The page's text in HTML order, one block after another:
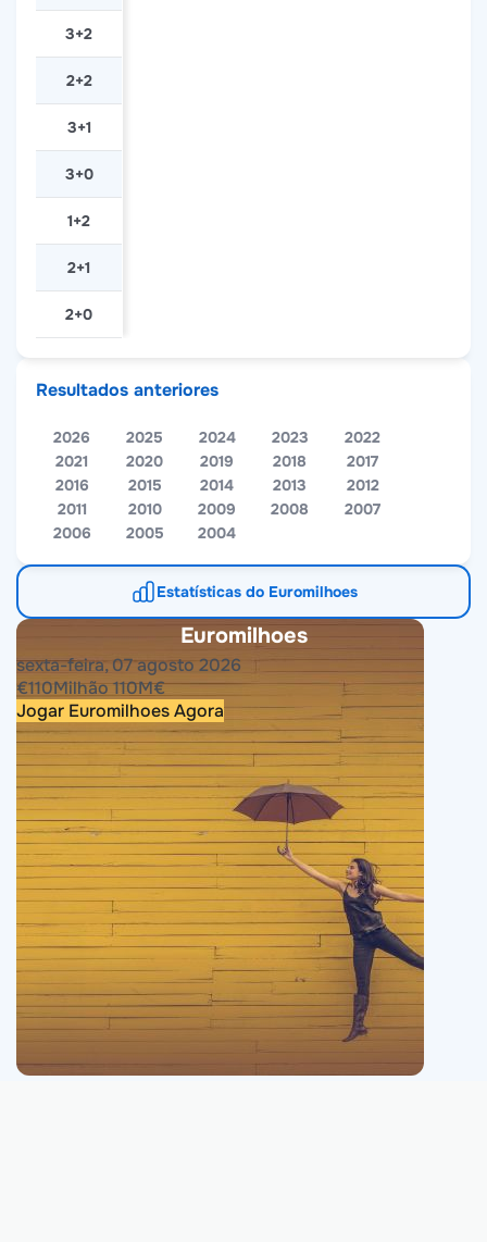
Euromilhoes
sexta-feira, 07 agosto 2026
€110Milhão110M€
Jogar Euromilhoes Agora
Resultados anteriores
2026 2025 2024 2023
2022
2021
2020 2019 2018
2017
2016
2015 2014 2013
2012
2011
2010 2009 2008
2007
2006
2005 2004
Estatísticas do Euromilhoes
3+2
2+2
3+1
3+0
1+2
2+1
2+0